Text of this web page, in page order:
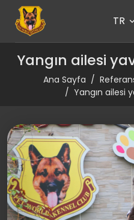
TR
Yangın ailesi
Ana Sayfa
Yangın ailesi